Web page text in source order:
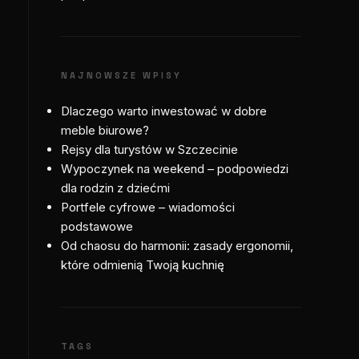
NAJNOWSZE WPISY
Dlaczego warto inwestować w dobre
meble biurowe?
Rejsy dla turystów w Szczecinie
Wypoczynek na weekend – podpowiedzi
dla rodzin z dziećmi
Portfele cyfrowe – wiadomości
podstawowe
Od chaosu do harmonii: zasady ergonomii,
które odmienią Twoją kuchnię
TAGS